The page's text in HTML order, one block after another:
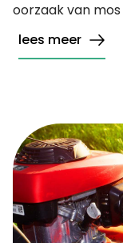
oorzaak van
lees meer